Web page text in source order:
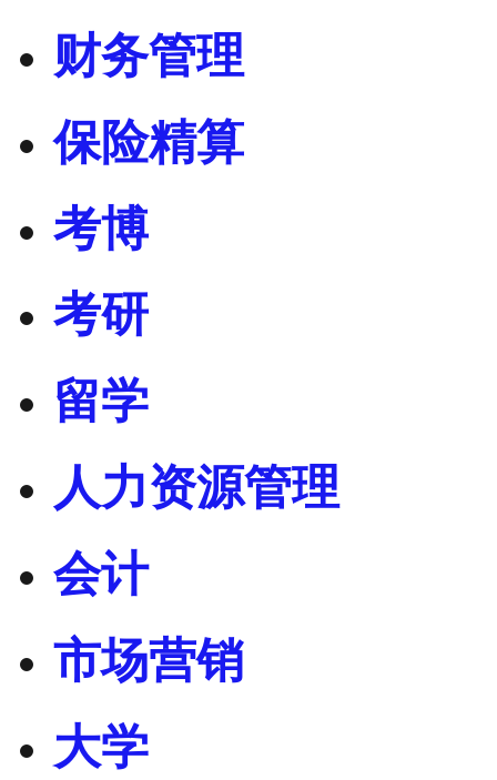
财务管理
保险精算
考博
考研
留学
人力资源管理
会计
市场营销
大学